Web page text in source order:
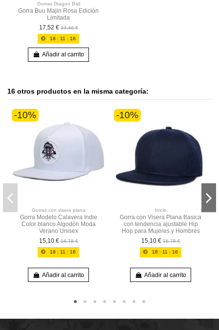
Gorras Dragon Ball
Gorra Buu Majin Rosa Edición
Limitada
17,52 € 19,46 €
18 : 11 : 15
Añadir al carrito
16 otros productos en la misma categoría:
-10%
Gorras con visera plana
Gorra Modelo Calavera Indie
Color blanco Algodón Moda
Verano Unisex
15,10 € 16,78 €
18 : 11 : 15
Añadir al carrito
-10%
Inicio
Gorra con Visera Plana Basica
con tendencia ajustable Hip
Hop para Mujeres y Hombres
15,10 € 16,78 €
18 : 11 : 15
Añadir al carrito